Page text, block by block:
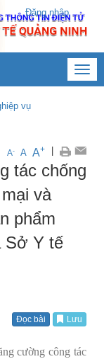
Đăng nhập
vụ
A- A A+
tác chống
và
phẩm
Sở Y tế
Đọc bài Lưu
cường công tác